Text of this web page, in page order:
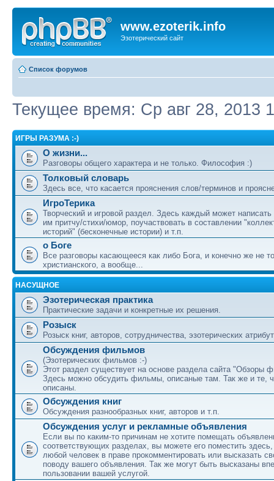
www.ezoterik.info
Эзотерический сайт
Список форумов
Текущее время: Ср авг 28, 2013
ИГРЫ РАЗУМА :-)
О жизни...
Разговоры общего характера и не только. Философия :)
Толковый словарь
Здесь все, что касается прояснения слов/терминов и
ИгроТерика
Творческий и игровой раздел. Здесь каждый может
им притчу/стихи/юмор, поучаствовать в составлении
историй" (бесконечные истории) и т.п.
о Боге
Все разговоры касающееся как либо Бога, и конечно же не
христианского, а вообще...
НАСУЩНОЕ
Эзотерическая практика
Практические задачи и конкретные их решения.
Розыск
Розыск книг, авторов, сотрудничества, эзотерических
Обсуждения фильмов
(Эзотерических фильмов :-)
Этот раздел существует на основе раздела сайта "Обзоры
Здесь можно обсудить фильмы, описаные там. Так же и те,
описаны.
Обсуждения книг
Обсуждения разнообразных книг, авторов и т.п.
Обсуждения услуг и рекламные объявления
Если вы по каким-то причинам не хотите помещать
соответствующих разделах, вы можете его поместить здесь,
любой человек в праве прокомментировать или высказать
поводу вашего объявления. Так же могут быть высказаны
пользовании вашей услугой.